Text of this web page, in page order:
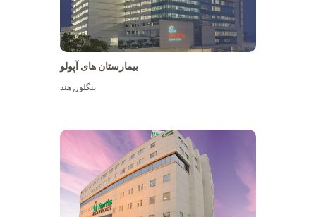
بیمارستان های آپولو
بنگلور,هند